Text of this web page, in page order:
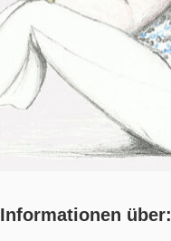
Informationen über: